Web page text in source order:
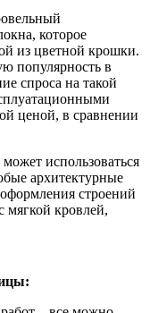
которое
из цветной крошки.
популярность в
спроса на такой
ценой, в сравнении
использоваться
архитектурные
строений
мягкой кровлей,